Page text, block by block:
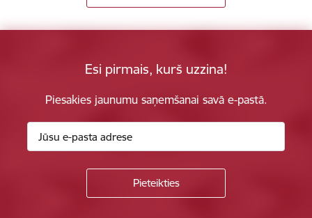
Esi pirmais, kurš uzzina!
Piesakies jaunumu saņemšanai savā e-pastā.